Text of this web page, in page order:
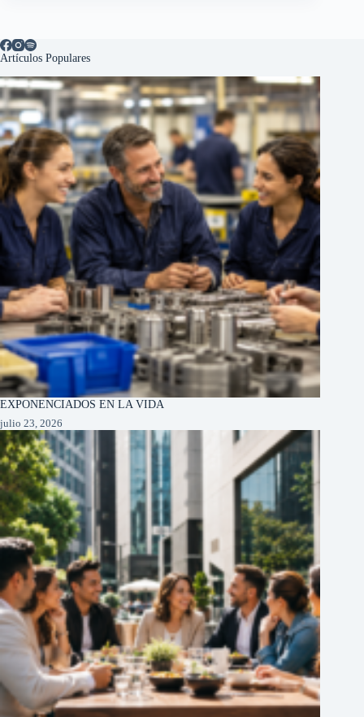
Artículos Populares
EXPONENCIADOS EN LA VIDA
julio 23, 2026